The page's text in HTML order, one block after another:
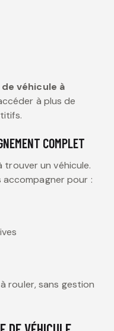
véhicule à
à plus de
COMPLET
trouver un véhicule.
accompagner pour :
rouler, sans gestion